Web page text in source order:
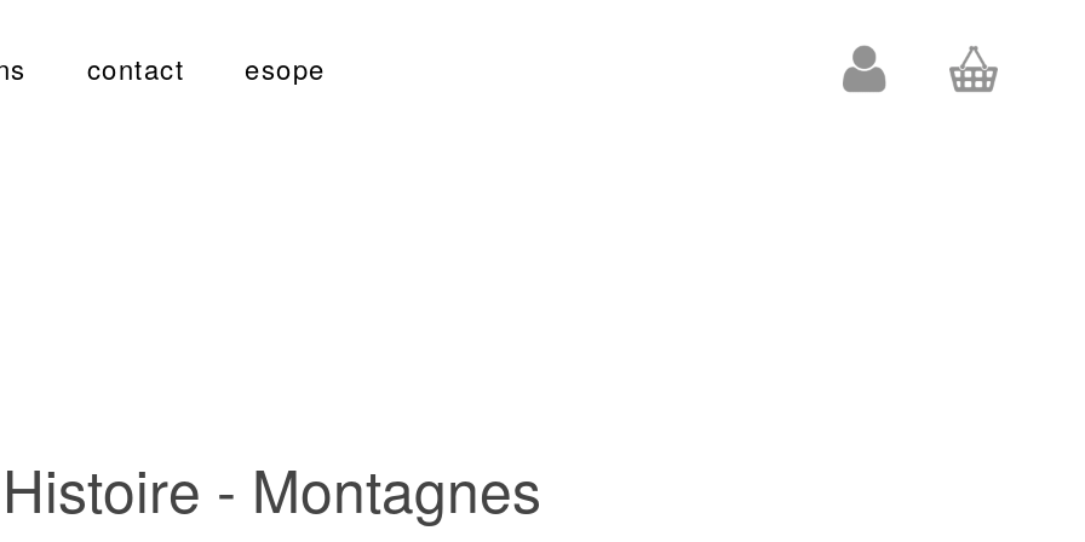
contact esope
Histoire - Montagnes